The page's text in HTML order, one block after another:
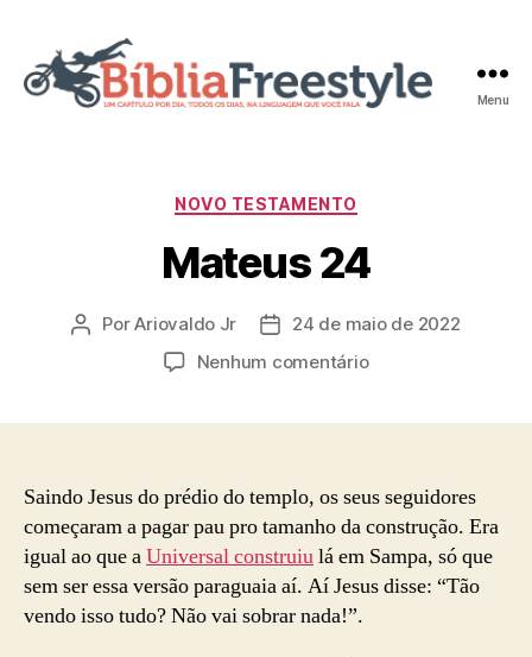
Menu
Categorias
NOVO TESTAMENTO
Mateus 24
Autor
PorAriovaldo Jr
Data24 de maio de 2022
Nenhum comentárioem
Saindo Jesus do prédio do templo, os seus seguidores
começaram a pagar pau pro tamanho da construção. Era
igual ao que aUniversal construiulá em Sampa, só que
sem ser essa versão paraguaia aí. Aí Jesus disse: “Tão
vendo isso tudo? Não vai sobrar nada!”.